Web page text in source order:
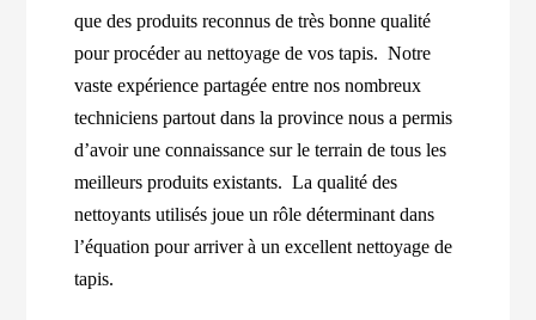
que des produits reconnus de très bonne qualité
pour procéder au nettoyage de vos tapis. Notre
vaste expérience partagée entre nos nombreux
techniciens partout dans la province nous a permis
d’avoir une connaissance sur le terrain de tous les
meilleurs produits existants. La qualité des
nettoyants utilisés joue un rôle déterminant dans
l’équation pour arriver à un excellent nettoyage de
tapis.